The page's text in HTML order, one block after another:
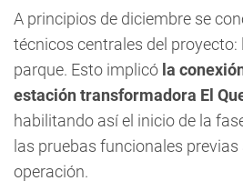
A principios de diciembre se
técnicos centrales del proyecto:
parque. Esto implicó la
estación transformadora El
habilitando así el inicio de la
las pruebas funcionales
operación.